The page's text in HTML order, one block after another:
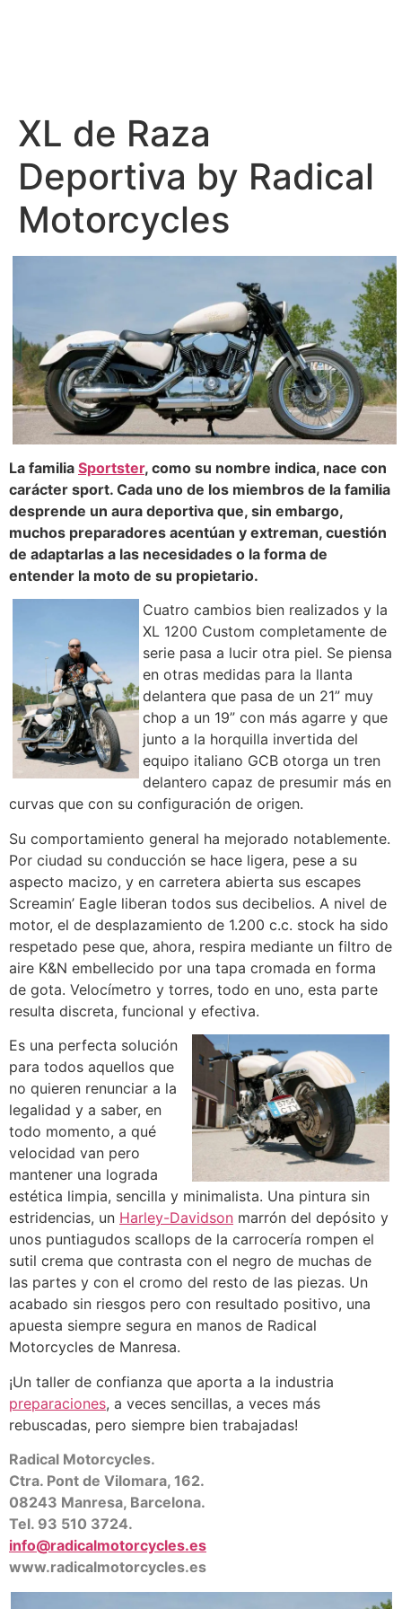
XL de Raza
Deportiva by Radical
Motorcycles
La familia Sportster, como su nombre indica, nace con
carácter sport. Cada uno de los miembros de la familia
desprende un aura deportiva que, sin embargo,
muchos preparadores acentúan y extreman, cuestión
de adaptarlas a las necesidades o la forma de
entender la moto de su propietario.
Cuatro cambios bien realizados y la
XL 1200 Custom completamente de
serie pasa a lucir otra piel. Se piensa
en otras medidas para la llanta
delantera que pasa de un 21” muy
chop a un 19” con más agarre y que
junto a la horquilla invertida del
equipo italiano GCB otorga un tren
delantero capaz de presumir más en
curvas que con su configuración de origen.
Su comportamiento general ha mejorado notablemente.
Por ciudad su conducción se hace ligera, pese a su
aspecto macizo, y en carretera abierta sus escapes
Screamin’ Eagle liberan todos sus decibelios. A nivel de
motor, el de desplazamiento de 1.200 c.c. stock ha sido
respetado pese que, ahora, respira mediante un filtro de
aire K&N embellecido por una tapa cromada en forma
de gota. Velocímetro y torres, todo en uno, esta parte
resulta discreta, funcional y efectiva.
Es una perfecta solución
para todos aquellos que
no quieren renunciar a la
legalidad y a saber, en
todo momento, a qué
velocidad van pero
mantener una lograda
estética limpia, sencilla y minimalista. Una pintura sin
estridencias, un Harley-Davidson marrón del depósito y
unos puntiagudos scallops de la carrocería rompen el
sutil crema que contrasta con el negro de muchas de
las partes y con el cromo del resto de las piezas. Un
acabado sin riesgos pero con resultado positivo, una
apuesta siempre segura en manos de Radical
Motorcycles de Manresa.
¡Un taller de confianza que aporta a la industria
preparaciones, a veces sencillas, a veces más
rebuscadas, pero siempre bien trabajadas!
Radical Motorcycles.
Ctra. Pont de Vilomara, 162.
08243 Manresa, Barcelona.
Tel. 93 510 3724.
info@radicalmotorcycles.es
www.radicalmotorcycles.es